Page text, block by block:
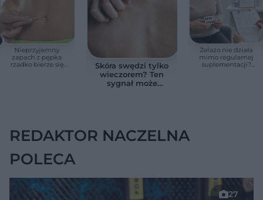
Nieprzyjemny
zapach z pępka
rzadko bierze się
Skóra swędzi tylko
wieczorem? Ten
sygnał może
Żelazo nie działa
mimo regularnej
suplementacji?
REDAKTOR NACZELNA
POLECA
27